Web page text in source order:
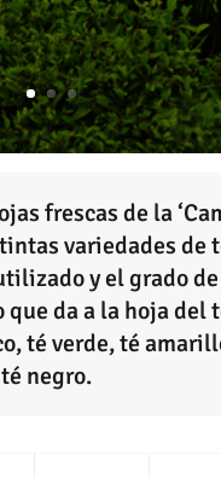
frescas de la
variedades de
y el grado
da a la hoja del
té verde, té
negro.